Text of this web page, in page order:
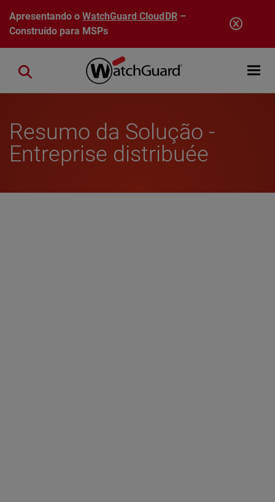
Pular para o conteúdo principal
Apresentando oWatchGuard CloudDR–
Construído para MSPs
Open
Close search
Resumo da Solução -
Entreprise distribuée